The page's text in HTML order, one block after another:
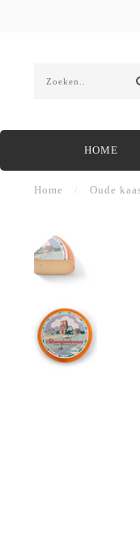
HOME
Home Oude